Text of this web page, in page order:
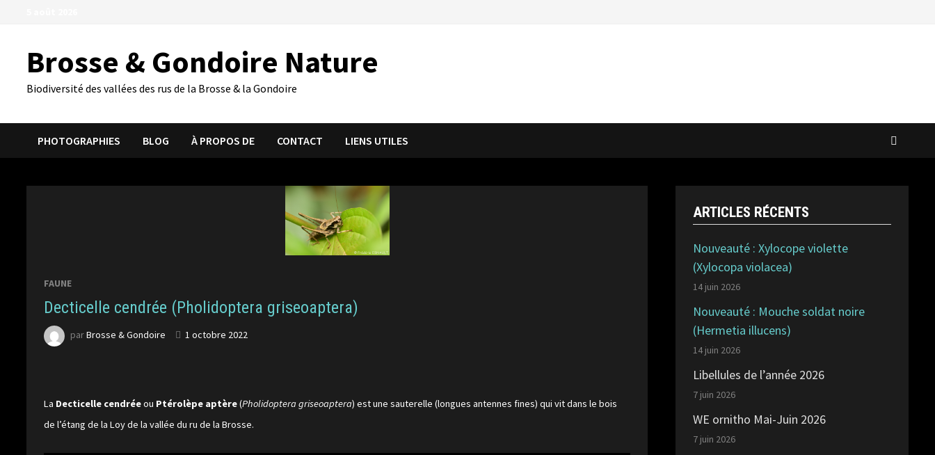
Brosse & Gondoire Nature
Biodiversité des vallées des rus de la Brosse & la Gondoire
PHOTOGRAPHIES BLOG À PROPOS DE CONTACT LIENS UTILES
FAUNE
Decticelle cendrée (Pholidoptera griseoaptera)
parBrosse & Gondoire 1 octobre 2022
La Decticelle cendréeou Ptérolèpe aptère(Pholidoptera griseoaptera) est une sauterelle (longues antennes fines) qui vit dans le bois
de l’étang de la Loy de la vallée du ru de la Brosse.
ARTICLES RÉCENTS
Nouveauté : Xylocope violette
(Xylocopa violacea)
14 juin 2026
Nouveauté : Mouche soldat noire
(Hermetia illucens)
14 juin 2026
Libellules de l’année 2026
7 juin 2026
WE ornitho Mai-Juin 2026
7 juin 2026